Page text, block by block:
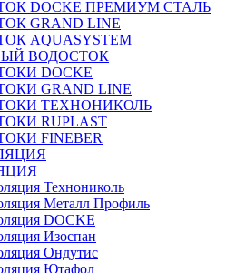
DOCKE ПРЕМИУМ СТАЛЬ
GRAND LINE
AQUASYSTEM
ВОДОСТОК
DOCKE
GRAND LINE
ТЕХНОНИКОЛЬ
RUPLAST
FINEBER
Технониколь
Металл Профиль
DOCKE
Изоспан
Ондутис
Ютафол